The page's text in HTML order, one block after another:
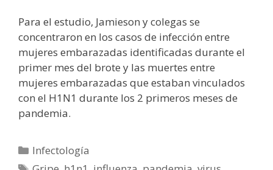
Para el estudio, Jamieson y colegas se
concentraron en los casos de infección entre
mujeres embarazadas identificadas durante el
primer mes del brote y las muertes entre
mujeres embarazadas que estaban vinculados
con el H1N1 durante los 2 primeros meses de
pandemia.
Categorías
Infectología
Etiquetas